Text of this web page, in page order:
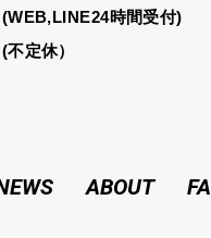
時間受付)
定休）
ABOUT